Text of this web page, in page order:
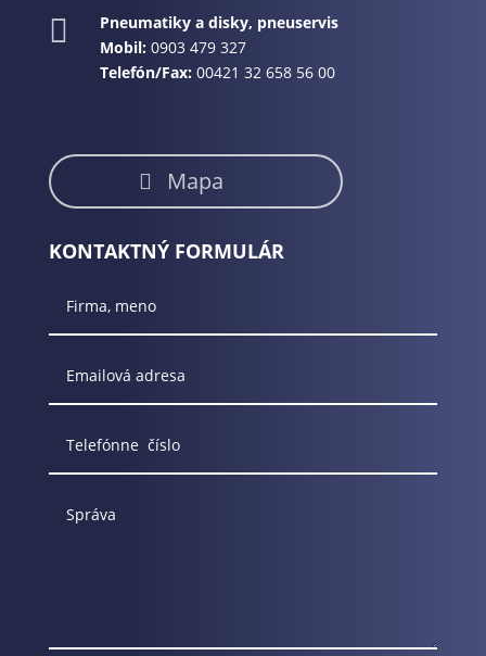

Pneumatiky a disky, pneuservis
Mobil: 0903 479 327
Telefón/Fax:00421 32 658 56 00
Mapa
KONTAKTNÝ FORMULÁR